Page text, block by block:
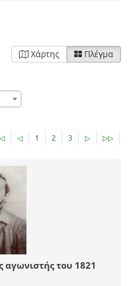
Χάρτης Πλέγμα
◁ 1 2 3 ▷ ▷▷
αγωνιστής του 1821